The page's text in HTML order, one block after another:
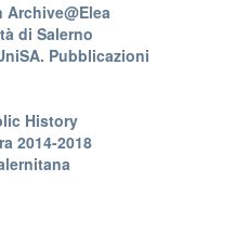
di Salerno
Pubblicazioni
History
2014-2018